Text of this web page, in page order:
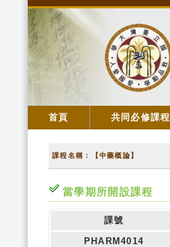
首頁 共同必修課程
課程名稱：【中藥概論】
當學期所開設課程
課號
PHARM4014